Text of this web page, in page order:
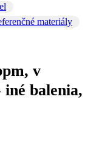
materiály
v
balenia,